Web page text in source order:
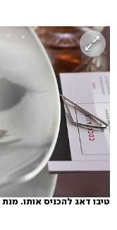
טיבו דאג להכניס אותו.